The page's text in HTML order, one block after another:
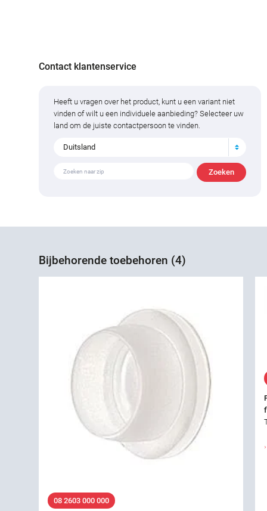
Contact klantenservice
Heeft u vragen over het product, kunt u een variant niet
vinden of wilt u een individuele aanbieding? Selecteer uw
land om de juiste contactpersoon te vinden.
Duitsland
Bijbehorende toebehoren (4)
08 2603 000 000